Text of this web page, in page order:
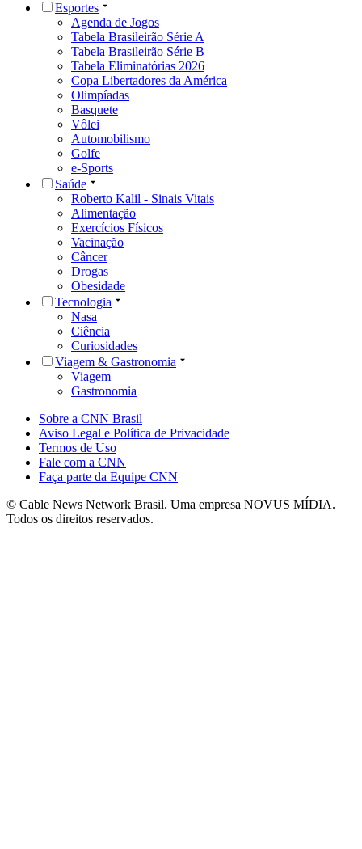
Esportes
Agenda de Jogos
Tabela Brasileirão Série A
Tabela Brasileirão Série B
Tabela Eliminatórias 2026
Copa Libertadores da América
Olimpíadas
Basquete
Vôlei
Automobilismo
Golfe
e-Sports
Saúde
Roberto Kalil - Sinais Vitais
Alimentação
Exercícios Físicos
Vacinação
Câncer
Drogas
Obesidade
Tecnologia
Nasa
Ciência
Curiosidades
Viagem & Gastronomia
Viagem
Gastronomia
Sobre a CNN Brasil
Aviso Legal e Política de Privacidade
Termos de Uso
Fale com a CNN
Faça parte da Equipe CNN
© Cable News Network Brasil. Uma empresa NOVUS MÍDIA.
Todos os direitos reservados.